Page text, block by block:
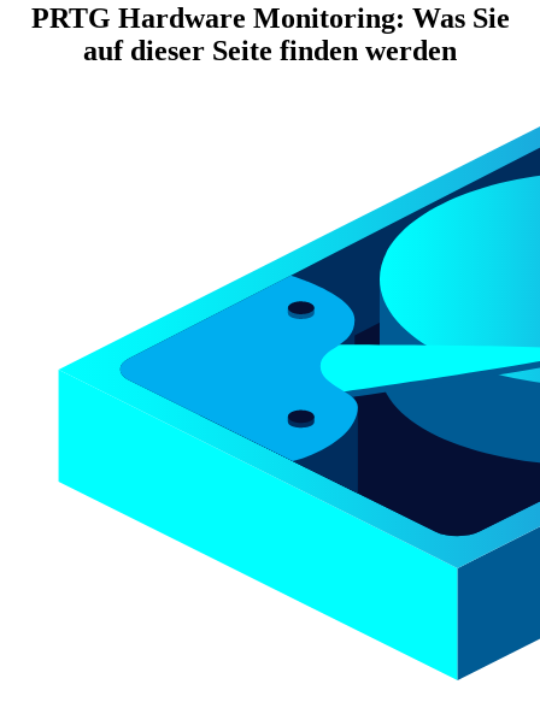
PRTG Hardware Monitoring: Was Sie
auf dieser Seite finden werden